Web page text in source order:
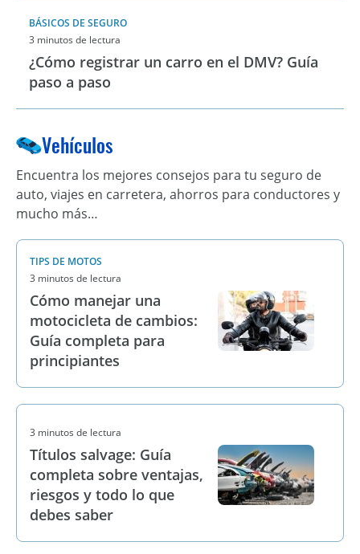
BÁSICOS DE SEGURO
3 minutos de lectura
¿Cómo registrar un carro en el DMV? Guía
paso a paso
Vehículos
Encuentra los mejores consejos para tu seguro de
auto, viajes en carretera, ahorros para conductores y
mucho más…
TIPS DE MOTOS
3 minutos de lectura
Cómo manejar una
motocicleta de cambios:
Guía completa para
principiantes
3 minutos de lectura
Títulos salvage: Guía
completa sobre ventajas,
riesgos y todo lo que
debes saber